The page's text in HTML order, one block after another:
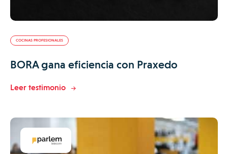
COCINAS PROFESIONALES
BORA gana eficiencia con Praxedo
Leer testimonio